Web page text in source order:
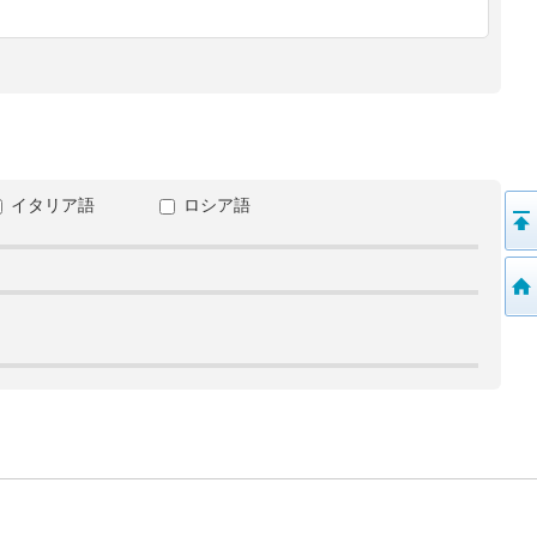
イタリア語 ロシア語